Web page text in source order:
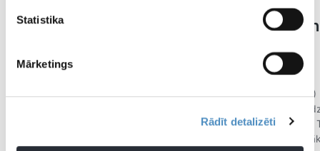
Statistika
Mārketings
Rādīt detalizēti